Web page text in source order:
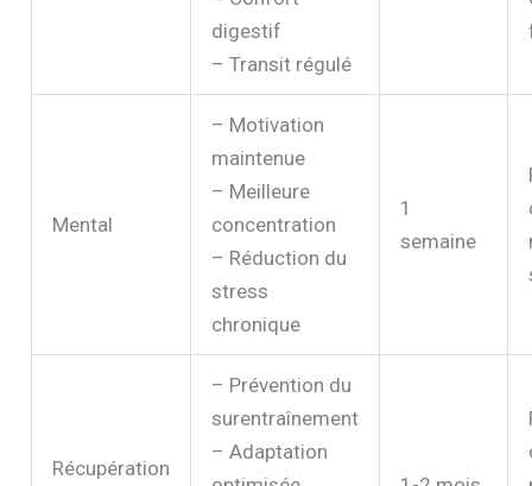
digestif
– Transit régulé
Mental
– Motivation
maintenue
– Meilleure
concentration
– Réduction du
stress
chronique
1
semaine
Récupération
– Prévention du
surentraînement
– Adaptation